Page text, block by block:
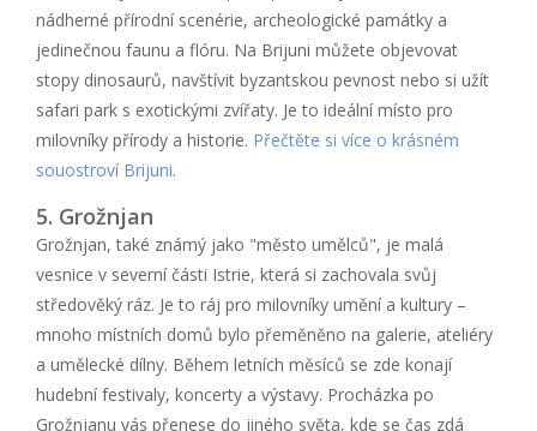
nádherné přírodní scenérie, archeologické památky a
jedinečnou faunu a flóru. Na Brijuni můžete objevovat
stopy dinosaurů, navštívit byzantskou pevnost nebo si užít
safari park s exotickými zvířaty. Je to ideální místo pro
milovníky přírody a historie. Přečtěte si více o krásném
souostroví Brijuni.
5. Grožnjan
Grožnjan, také známý jako "město umělců", je malá
vesnice v severní části Istrie, která si zachovala svůj
středověký ráz. Je to ráj pro milovníky umění a kultury –
mnoho místních domů bylo přeměněno na galerie, ateliéry
a umělecké dílny. Během letních měsíců se zde konají
hudební festivaly, koncerty a výstavy. Procházka po
Grožnjanu vás přenese do jiného světa, kde se čas zdá